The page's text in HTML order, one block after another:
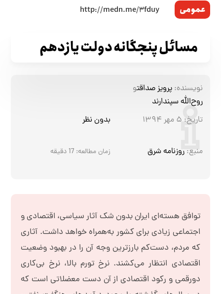
عمومی
مسائل پنجگانه دولت یازدهم
نویسنده: پرویز صداقتو
روح‌الله سپندارند
تاریخ: ۵ مهر ۱۳۹۴ بدون نظر
منبع: روزنامه شرق زمان مطالعه: 17دقیقه
توافق هسته‌ای ایران بدون شک آثار سیاسی، اقتصادی و
اجتماعی زیادی برای کشور به‌همراه خواهد داشت. آثاری
که مردم، دست‌کم بارزترین وجه آن را در بهبود وضعیت
اقتصادی انتظار می‌کشند. نرخ تورم بالا، نرخ بی‌کاری
دورقمی و رکود اقتصادی از آن دست معضلاتی است که